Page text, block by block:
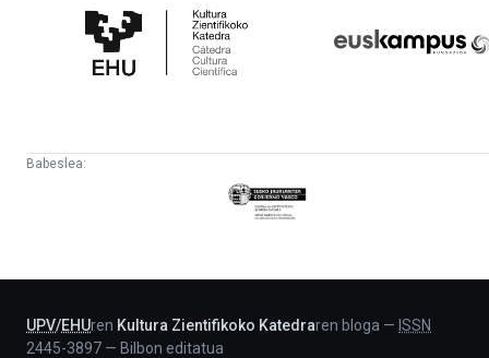
Zientifikoko
Katedra
Babeslea:
Eusko
Jaurlaritza
UPV/EHUren Kultura Zientifikoko Katedraren bloga — ISSN
2445-3897 — Bilbon editatua